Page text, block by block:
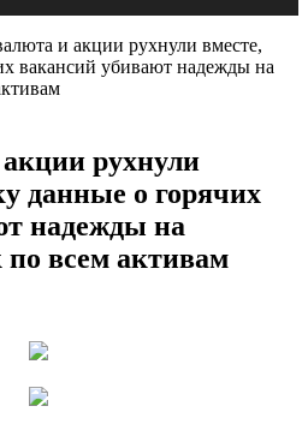
и акции рухнули вместе,
вакансий убивают надежды на
рухнули
данные о горячих
надежды на
по всем активам